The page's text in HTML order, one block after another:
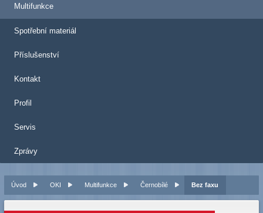
Multifunkce
Spotřební materiál
Příslušenství
Kontakt
Profil
Servis
Zprávy
Úvod OKI Multifunkce Černobílé Bez faxu